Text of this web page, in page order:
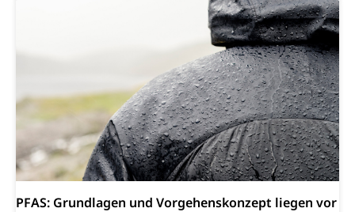
PFAS: Grundlagen und Vorgehenskonzept liegen vor